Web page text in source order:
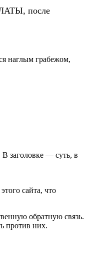
после
наглым грабежом,
В заголовке — суть, в
сайта, что
обратную связь.
против них.